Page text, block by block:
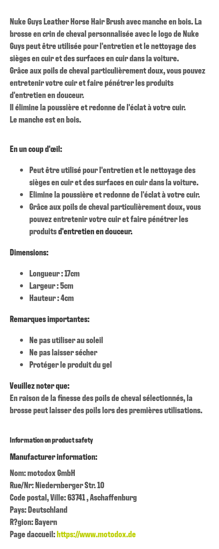
Nuke Guys Leather Horse Hair Brush avec manche en bois. La
brosse en crin de cheval personnalisée avec le logo de Nuke
Guys peut être utilisée pour l'entretien et le nettoyage des
sièges en cuir et des surfaces en cuir dans la voiture.
Grâce aux poils de cheval particulièrement doux, vous pouvez
entretenir votre cuir et faire pénétrer les produits
d'entretien en douceur.
Il élimine la poussière et redonne de l'éclat à votre cuir.
Le manche est en bois.
En un coup d'œil:
Peut être utilisé pour l'entretien et le nettoyage des
sièges en cuir et des surfaces en cuir dans la voiture.
Elimine la poussière et redonne de l'éclat à votre cuir.
Grâce aux poils de cheval particulièrement doux, vous
pouvez entretenir votre cuir et faire pénétrer les
produitsd'entretien en douceur.
Dimensions:
Longueur : 17cm
Largeur : 5cm
Hauteur : 4cm
Remarques importantes:
Ne pas utiliser au soleil
Ne pas laisser sécher
Protéger le produit du gel
Veuillez noter que:
En raison de la finesse des poils de cheval sélectionnés, la
brosse peut laisser des poils lors des premières utilisations.
Information on product safety
Manufacturer information:
Nom: motodox GmbH
Rue/Nr: Niedernberger Str. 10
Code postal, Ville: 63741 , Aschaffenburg
Pays: Deutschland
R?gion: Bayern
Page daccueil:https://www.motodox.de